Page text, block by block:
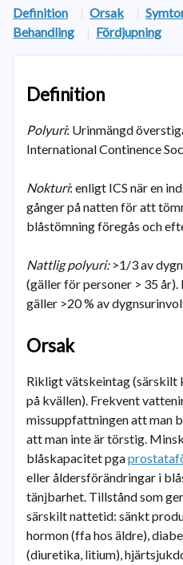
Definition | Orsak |
Behandling
| Fördjupning
Definition
Polyuri: Urinmängd
International Continence
Nokturi: enligt ICS när en
gånger på natten för att
blåstömning föregås och
Nattlig polyuri: >1/3 av
(gäller för personer > 35 år).
gäller >20 % av
Orsak
Rikligt vätskeintag
på kvällen). Frekvent
missuppfattningen att man
att man inte är törstig.
blåskapacitet pga
eller åldersförändringar i
tänjbarhet. Tillstånd som
särskilt nattetid: sänkt
hormon (ffa hos äldre),
(diuretika, litium),